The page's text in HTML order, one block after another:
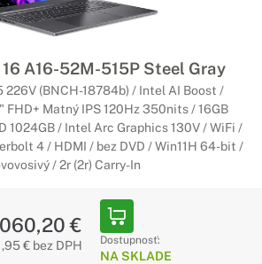
16 A16-52M-515P Steel Gray
226V (BNCH-18784b) / Intel AI Boost /
FHD+ Matný IPS 120Hz 350nits / 16GB
1024GB / Intel Arc Graphics 130V / WiFi /
4 / HDMI / bez DVD / Win11H 64-bit /
/ 2r (2r) Carry-In
060,20 €
€ bez DPH Dostupnosť:
NA SKLADE